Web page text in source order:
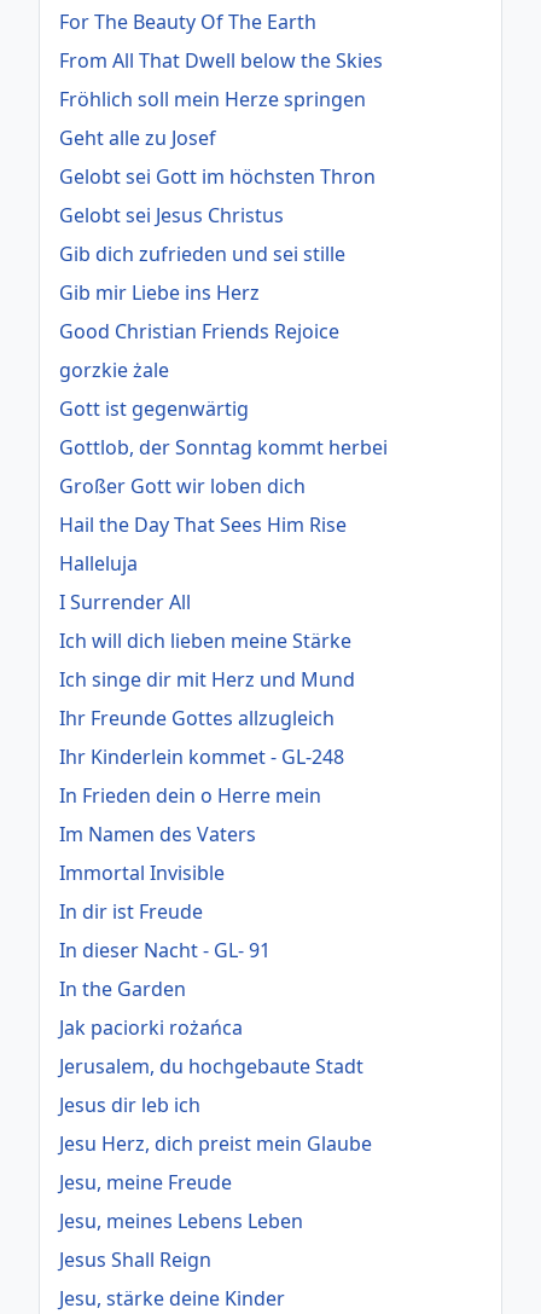
For The Beauty Of The Earth
From All That Dwell below the Skies
Fröhlich soll mein Herze springen
Geht alle zu Josef
Gelobt sei Gott im höchsten Thron
Gelobt sei Jesus Christus
Gib dich zufrieden und sei stille
Gib mir Liebe ins Herz
Good Christian Friends Rejoice
gorzkie żale
Gott ist gegenwärtig
Gottlob, der Sonntag kommt herbei
Großer Gott wir loben dich
Hail the Day That Sees Him Rise
Halleluja
I Surrender All
Ich will dich lieben meine Stärke
Ich singe dir mit Herz und Mund
Ihr Freunde Gottes allzugleich
Ihr Kinderlein kommet - GL-248
In Frieden dein o Herre mein
Im Namen des Vaters
Immortal Invisible
In dir ist Freude
In dieser Nacht - GL- 91
In the Garden
Jak paciorki rożańca
Jerusalem, du hochgebaute Stadt
Jesus dir leb ich
Jesu Herz, dich preist mein Glaube
Jesu, meine Freude
Jesu, meines Lebens Leben
Jesus Shall Reign
Jesu, stärke deine Kinder